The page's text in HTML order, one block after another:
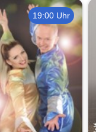
19:00 Uhr